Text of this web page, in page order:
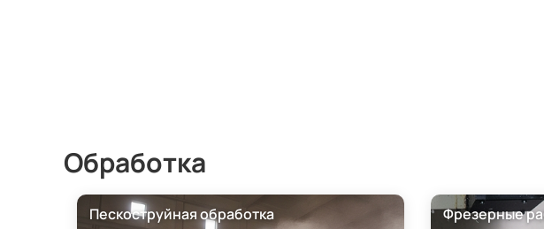
Обработка
Пескоструйная обработка Фрезерные